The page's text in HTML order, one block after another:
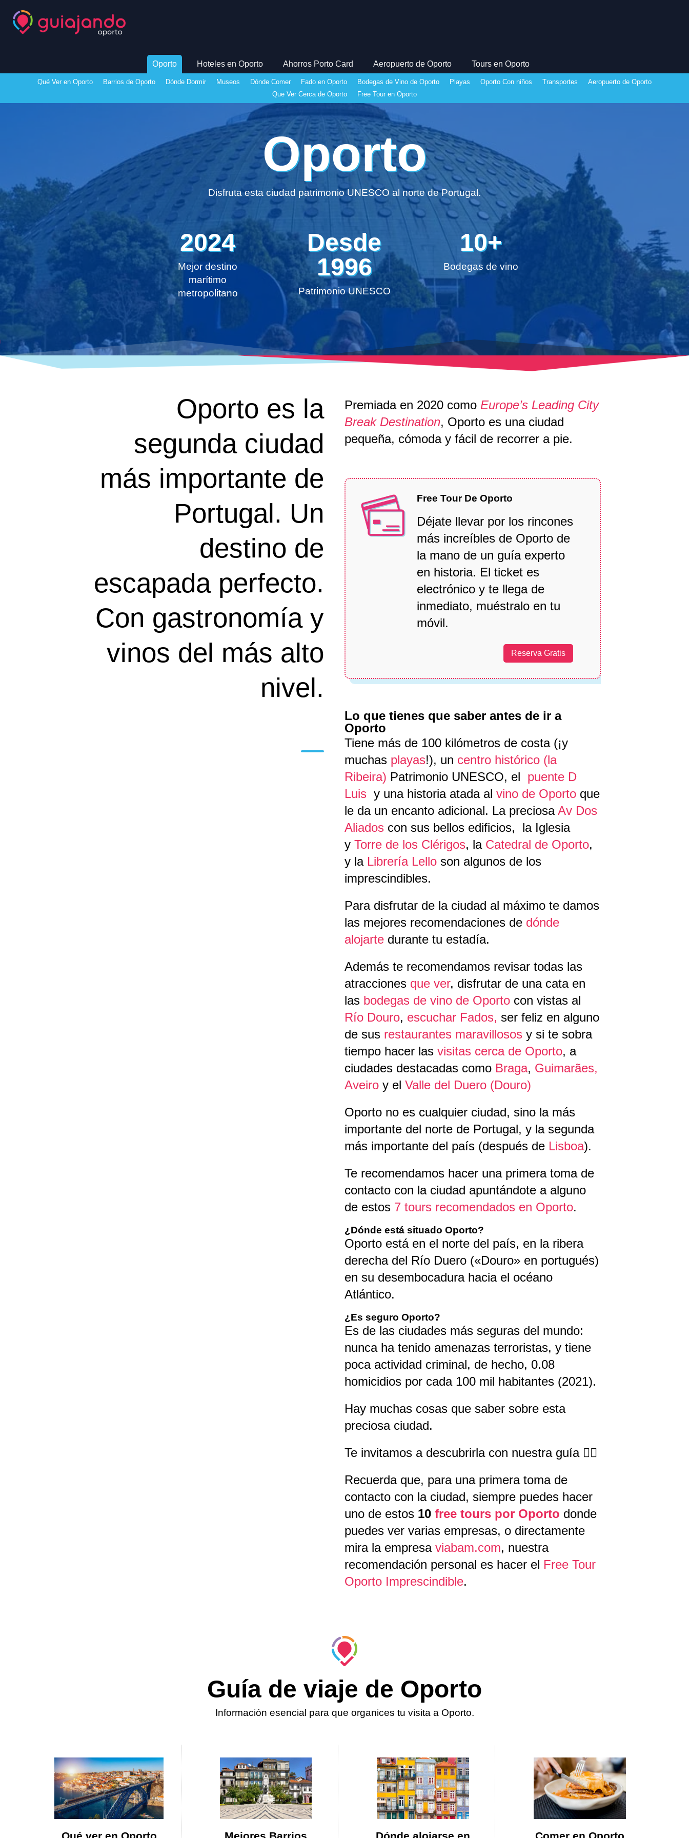
Oporto Hoteles en Oporto Ahorros Porto Card Aeropuerto de Oporto Tours en Oporto
Qué Ver en Oporto Barrios de Oporto Dónde Dormir Museos Dónde Comer Fado en Oporto Bodegas de Vino de Oporto Playas Oporto Con niños Transportes
Aeropuerto de Oporto
Que Ver Cerca de Oporto
Free Tour en Oporto
Oporto
Disfruta esta ciudad patrimonio UNESCO al norte de Portugal.
2024
Mejor destino
marítimo
metropolitano
Desde
1996
Patrimonio UNESCO
10+
Bodegas de vino
Oporto es la
segunda ciudad
más importante de
Portugal. Un
destino de
escapada perfecto.
Con gastronomía y
vinos del más alto
nivel.
Premiada en 2020 como Europe’s Leading City
Break Destination, Oporto es una ciudad
pequeña, cómoda y fácil de recorrer a pie.
Free Tour De Oporto
Déjate llevar por los rincones
más increíbles de Oporto de
la mano de un guía experto
en historia. El ticket es
electrónico y te llega de
inmediato, muéstralo en tu
móvil.
Reserva Gratis
Lo que tienes que saber antes de ir a
Oporto
Tiene más de 100 kilómetros de costa (¡y
muchas playas!), un centro histórico (la
Ribeira) Patrimonio UNESCO, el puente D
Luis y una historia atada al vino de Oporto que
le da un encanto adicional. La preciosaAv Dos
Aliados con sus bellos edificios, la Iglesia
y Torre de los Clérigos, la Catedral de Oporto,
y la Librería Lello son algunos de los
imprescindibles.
Para disfrutar de la ciudad al máximo te damos
las mejores recomendaciones de dónde
alojarte durante tu estadía.
Además te recomendamos revisar todas las
atracciones que ver, disfrutar de una cata en
las bodegas de vino de Oporto con vistas al
Río Douro, escuchar Fados, ser feliz en alguno
de sus restaurantes maravillosos y si te sobra
tiempo hacer las visitas cerca de Oporto, a
ciudades destacadas como Braga, Guimarães,
Aveiro y el Valle del Duero (Douro)
Oporto no es cualquier ciudad, sino la más
importante del norte de Portugal, y la segunda
más importante del país (después de Lisboa).
Te recomendamos hacer una primera toma de
contacto con la ciudad apuntándote a alguno
de estos 7 tours recomendados en Oporto.
¿Dónde está situado Oporto?
Oporto está en el norte del país, en la ribera
derecha del Río Duero («Douro» en portugués)
en su desembocadura hacia el océano
Atlántico.
¿Es seguro Oporto?
Es de las ciudades más seguras del mundo:
nunca ha tenido amenazas terroristas, y tiene
poca actividad criminal, de hecho, 0.08
homicidios por cada 100 mil habitantes (2021).
Hay muchas cosas que saber sobre esta
preciosa ciudad.
Te invitamos a descubrirla con nuestra guía 👇🏼
Recuerda que, para una primera toma de
contacto con la ciudad, siempre puedes hacer
uno de estos 10 free tours por Oporto donde
puedes ver varias empresas, o directamente
mira la empresa viabam.com, nuestra
recomendación personal es hacer el Free Tour
Oporto Imprescindible.
Guía de viaje de Oporto
Información esencial para que organices tu visita a Oporto.
Qué ver en Oporto Mejores Barrios Dónde alojarse en Comer en Oporto